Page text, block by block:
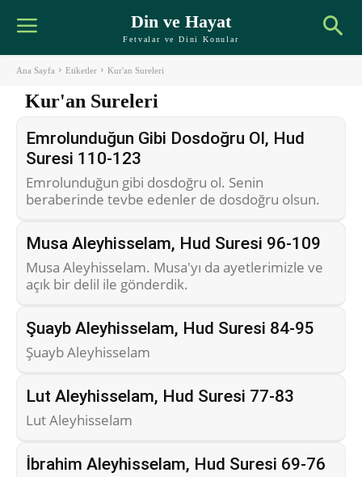
Din ve Hayat
Fetvalar ve Dini Konular
Ana Sayfa Etiketler Kur'an Sureleri
Kur'an Sureleri
Emrolunduğun Gibi Dosdoğru Ol, Hud
Suresi 110-123
Emrolunduğun gibi dosdoğru ol. Senin
beraberinde tevbe edenler de dosdoğru olsun.
Musa Aleyhisselam, Hud Suresi 96-109
Musa Aleyhisselam. Musa'yı da ayetlerimizle ve
açık bir delil ile gönderdik.
Şuayb Aleyhisselam, Hud Suresi 84-95
Şuayb Aleyhisselam
Lut Aleyhisselam, Hud Suresi 77-83
Lut Aleyhisselam
İbrahim Aleyhisselam, Hud Suresi 69-76